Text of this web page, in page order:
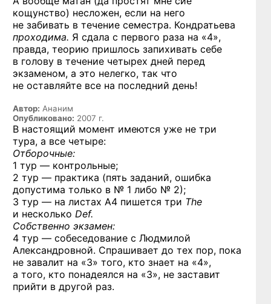
кощунство) несложен, если на него
не забивать в течение семестра. Кондратьева
проходима. Я сдала с первого раза на «4»,
правда, теорию пришлось запихивать себе
в голову в течение четырех дней перед
экзаменом, а это нелегко, так что
не оставляйте все на последний день!
Автор: Ананим
Опубликовано: 2007 г.
В настоящий момент имеются уже не три
тура, а все четыре:
Отборочные:
1 тур — контрольные;
2 тур — практика (пять заданий, ошибка
допустима только в № 1 либо № 2);
3 тур — на листах А4 пишется три The
и несколько Def.
Собственно экзамен:
4 тур — собеседование с Людмилой
Александровной. Спрашивает до тех пор, пока
не завалит на «3» того, кто знает на «4»,
а того, кто понадеялся на «3», не заставит
прийти в другой раз.